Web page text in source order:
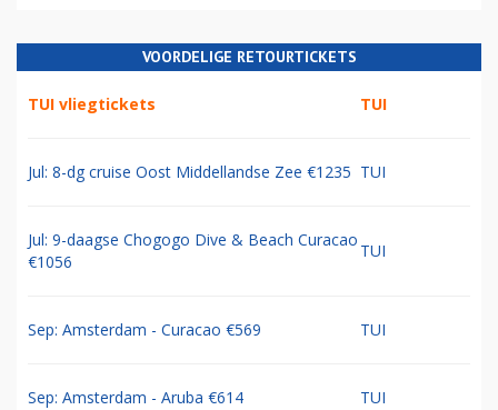
VOORDELIGE RETOURTICKETS
TUI vliegtickets TUI
Jul: 8-dg cruise Oost Middellandse Zee €1235 TUI
Jul: 9-daagse Chogogo Dive & Beach Curacao
€1056
TUI
Sep: Amsterdam - Curacao €569 TUI
Sep: Amsterdam - Aruba €614 TUI